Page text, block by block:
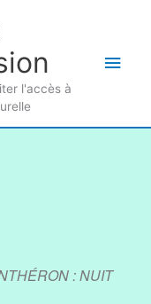
l'accès à
: NUIT